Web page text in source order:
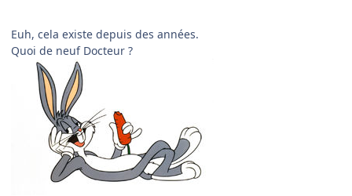
Euh, cela existe depuis des années.
Quoi de neuf Docteur ?